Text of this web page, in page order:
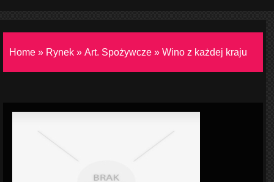
Home » Rynek » Art. Spożywcze » Wino z każdej kraju